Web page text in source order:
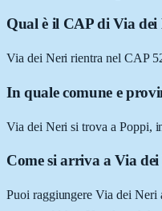
Qual è il CAP di Via
Via dei Neri rientra nel CAP
In quale comune e
Via dei Neri si trova a Poppi,
Come si arriva a Via dei
Puoi raggiungere Via dei